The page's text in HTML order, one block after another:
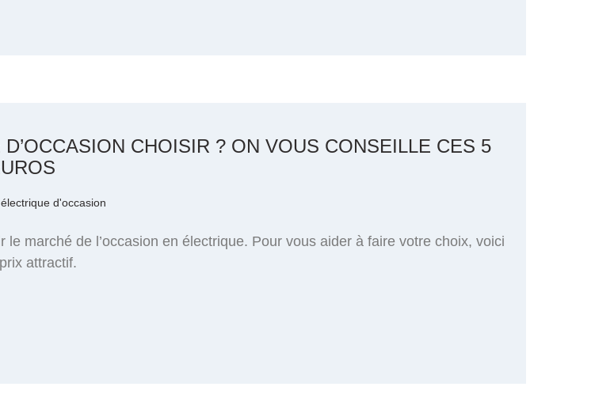
CHOISIR ? ON VOUS CONSEILLE CES 5
d'occasion
marché de l’occasion en électrique. Pour vous aider à faire votre choix, voici
attractif.